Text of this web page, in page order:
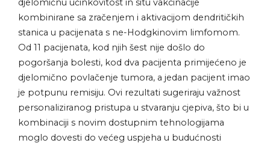
djelomičnu učinkovitost in situ vakcinacije
kombinirane sa zračenjem i aktivacijom dendritičkih
stanica u pacijenata s ne-Hodgkinovim limfomom.
Od 11 pacijenata, kod njih šest nije došlo do
pogoršanja bolesti, kod dva pacijenta primijećeno je
djelomično povlačenje tumora, a jedan pacijent imao
je potpunu remisiju. Ovi rezultati sugeriraju važnost
personaliziranog pristupa u stvaranju cjepiva, što bi u
kombinaciji s novim dostupnim tehnologijama
moglo dovesti do većeg uspjeha u budućnosti